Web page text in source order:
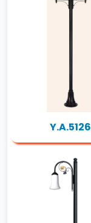
Y.A.5126